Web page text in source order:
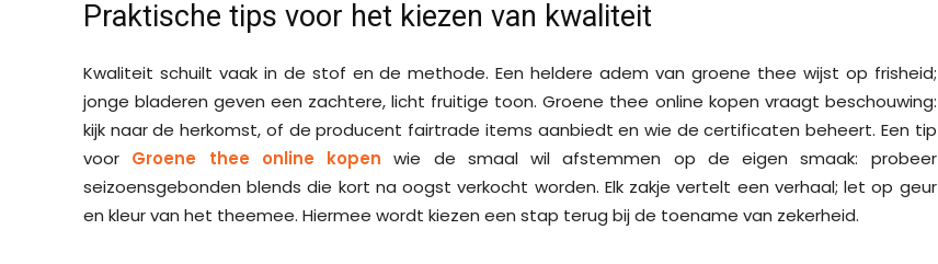
Praktische tips voor het kiezen van kwaliteit
Kwaliteit schuilt vaak in de stof en de methode. Een heldere adem van groene thee wijst op frisheid;
jonge bladeren geven een zachtere, licht fruitige toon. Groene thee online kopen vraagt beschouwing:
kijk naar de herkomst, of de producent fairtrade items aanbiedt en wie de certificaten beheert. Een tip
voor Groene thee online kopen wie de smaal wil afstemmen op de eigen smaak: probeer
seizoensgebonden blends die kort na oogst verkocht worden. Elk zakje vertelt een verhaal; let op geur
en kleur van het theemee. Hiermee wordt kiezen een stap terug bij de toename van zekerheid.